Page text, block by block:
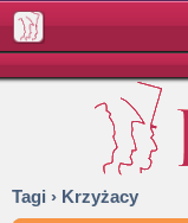
Tagi › Krzyżacy